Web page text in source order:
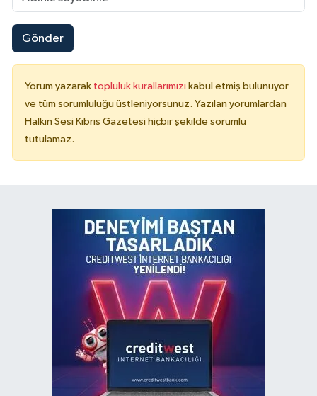
Gönder
Yorum yazarak topluluk kurallarımızı kabul etmiş bulunuyor
ve tüm sorumluluğu üstleniyorsunuz. Yazılan yorumlardan
Halkın Sesi Kıbrıs Gazetesi hiçbir şekilde sorumlu
tutulamaz.